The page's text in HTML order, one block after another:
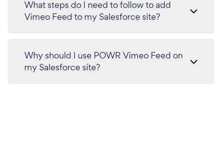
What steps do I need to follow to add
Vimeo Feed to my Salesforce site?
Why should I use POWR Vimeo Feed on
my Salesforce site?